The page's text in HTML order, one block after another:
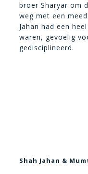
broer Sharyar om
weg met een
Jahan had een
waren, gevoelig
gedisciplineerd.
Shah Jahan &